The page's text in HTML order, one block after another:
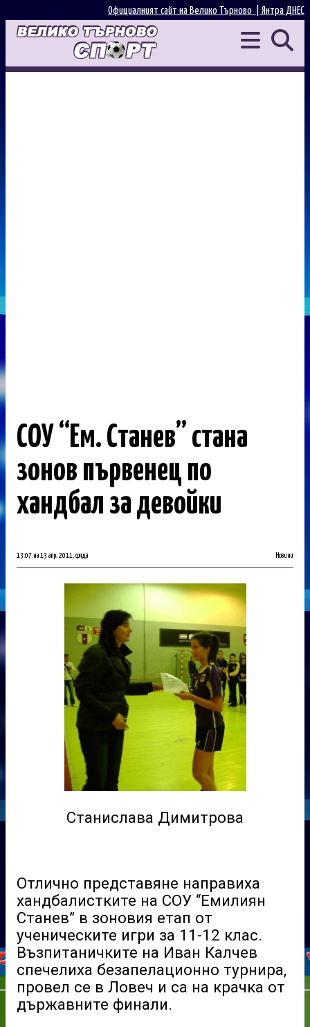
Янтра ДНЕС
Официалният сайт на Велико Търново |
СОУ “Ем. Станев” стана
зонов първенец по
хандбал за девойки
13:07 на 13 апр. 2011, сряда Новини
Станислава Димитрова
Отлично представяне направиха
хандбалистките на СОУ “Емилиян
Станев” в зоновия етап от
ученическите игри за 11-12 клас.
Възпитаничките на Иван Калчев
спечелиха безапелационно турнира,
провел се в Ловеч и са на крачка от
държавните финали.